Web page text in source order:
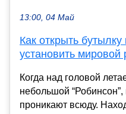
13:00, 04 Май
Как открыть
установить мировой
Когда над головой
небольшой
проникают всюду.